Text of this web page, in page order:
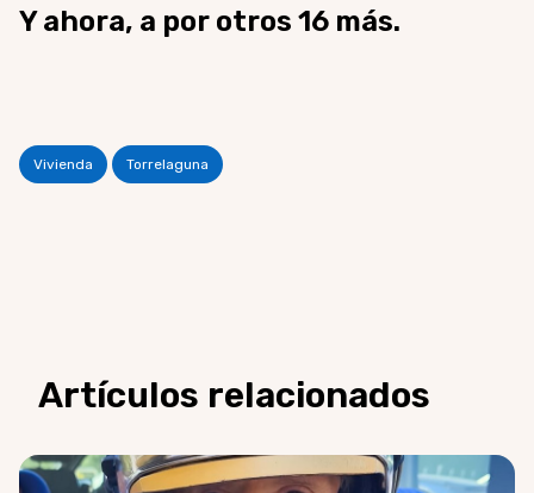
Y ahora, a por otros 16 más.
Vivienda Torrelaguna
Artículos relacionados